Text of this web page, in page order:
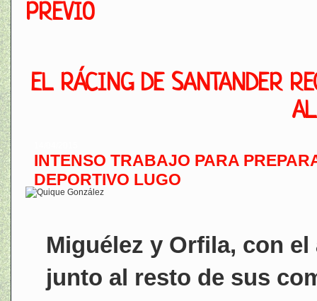
PREVIO
EL RÁCING DE SANTANDER
INTENSO TRABAJO PARA
DEPORTIVO LUGO
Miguélez y Orfila, con
junto al resto de sus